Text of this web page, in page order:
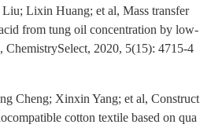
Lixin Huang; et al, Mass transfer
from tung oil concentration by low-
ChemistrySelect, 2020, 5(15): 4715-4
Cheng; Xinxin Yang; et al, Construct
cotton textile based on qua